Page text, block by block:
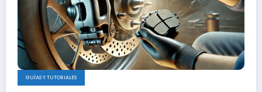
GUÍAS Y TUTORIALES